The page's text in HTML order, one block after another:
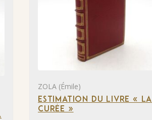
ZOLA (Émile)
ESTIMATION DU LIVRE « LA
CURÉE »